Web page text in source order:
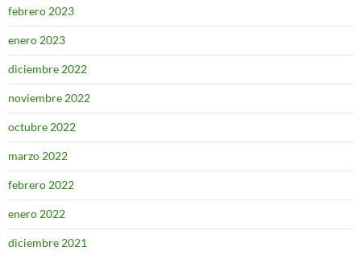
febrero 2023
enero 2023
diciembre 2022
noviembre 2022
octubre 2022
marzo 2022
febrero 2022
enero 2022
diciembre 2021